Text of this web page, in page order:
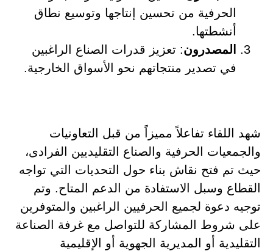
الحرفية من تحسين إنتاجها وتوسيع نطاق
أنشطتها.
المصدرون: تعزيز قدرات الصناع الراغبين
في تصدير منتجاتهم نحو الأسواق الخارجية.
شهد اللقاء تفاعلاً مميزاً من قبل التعاونيات
والجمعيات الحرفية والصناع التقليديين الفرادى،
حيث تم فتح نقاش بناء حول التحديات التي تواجه
القطاع وسبل الاستفادة من الدعم المتاح. وتم
توجيه دعوة لجميع الحرفيين الراغبين والمتوفرين
على شروط المشاركة للتواصل مع غرفة الصناعة
التقليدية أو المديرية الجهوية أو الإقليمية